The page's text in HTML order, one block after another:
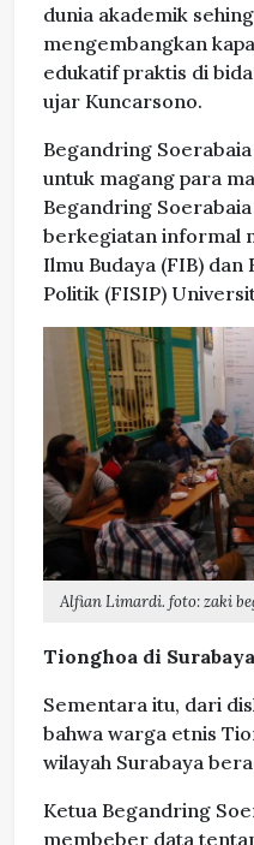
dunia akademik
mengembangkan
edukatif praktis di
ujar Kuncarsono.
Begandring
untuk magang para
Begandring
berkegiatan informal
Ilmu Budaya (FIB) dan
Politik (FISIP)
Alfian Limardi. foto: zaki
Tionghoa di Surabaya
Sementara itu, dari
bahwa warga etnis
wilayah Surabaya
Ketua Begandring
membeber data